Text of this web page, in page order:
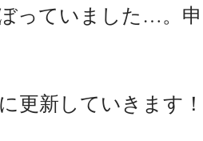
っていました…。
更新していきます